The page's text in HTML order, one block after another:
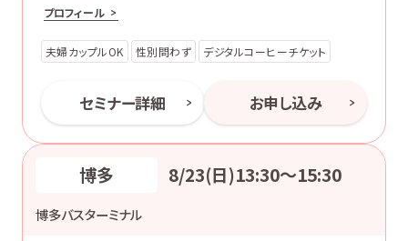
プロフィール
えします。
夫婦カップルOK 性別問わず デジタルコーヒーチケット
セミナー詳細 お申し込み
博多 8/23(日)13:30〜15:30
博多バスターミナル